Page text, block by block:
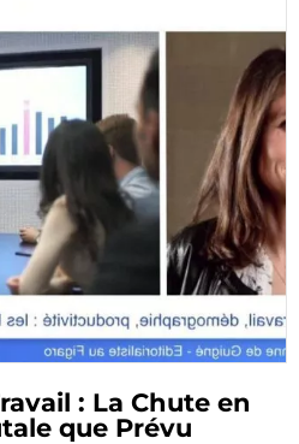
: La Chute en
que Prévu